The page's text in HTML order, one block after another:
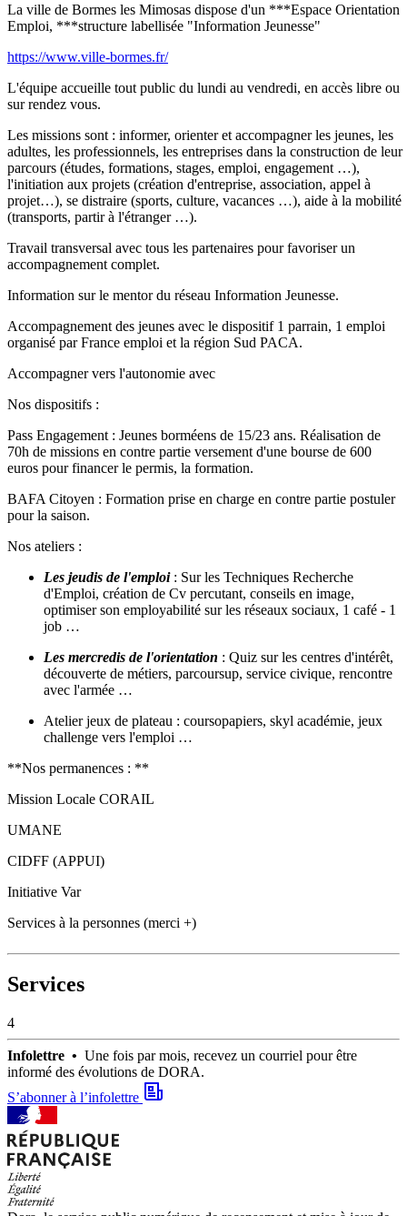
La ville de Bormes les Mimosas dispose d'un ***Espace Orientation
Emploi, ***structure labellisée "Information Jeunesse"
https://www.ville-bormes.fr/
L'équipe accueille tout public du lundi au vendredi, en accès libre ou
sur rendez vous.
Les missions sont : informer, orienter et accompagner les jeunes, les
adultes, les professionnels, les entreprises dans la construction de leur
parcours (études, formations, stages, emploi, engagement …),
l'initiation aux projets (création d'entreprise, association, appel à
projet…), se distraire (sports, culture, vacances …), aide à la mobilité
(transports, partir à l'étranger …).
Travail transversal avec tous les partenaires pour favoriser un
accompagnement complet.
Information sur le mentor du réseau Information Jeunesse.
Accompagnement des jeunes avec le dispositif 1 parrain, 1 emploi
organisé par France emploi et la région Sud PACA.
Accompagner vers l'autonomie avec
Nos dispositifs :
Pass Engagement : Jeunes borméens de 15/23 ans. Réalisation de
70h de missions en contre partie versement d'une bourse de 600
euros pour financer le permis, la formation.
BAFA Citoyen : Formation prise en charge en contre partie postuler
pour la saison.
Nos ateliers :
Les jeudis de l'emploi: Sur les Techniques Recherche
d'Emploi, création de Cv percutant, conseils en image,
optimiser son employabilité sur les réseaux sociaux, 1 café - 1
job …
Les mercredis de l'orientation : Quiz sur les centres d'intérêt,
découverte de métiers, parcoursup, service civique, rencontre
avec l'armée …
Atelier jeux de plateau : coursopapiers, skyl académie, jeux
challenge vers l'emploi …
**Nos permanences : **
Mission Locale CORAIL
UMANE
CIDFF (APPUI)
Initiative Var
Services à la personnes (merci +)
Services
4
Infolettre • Une fois par mois, recevez un courriel pour être
informé des évolutions de DORA.
S’abonner à l’infolettre